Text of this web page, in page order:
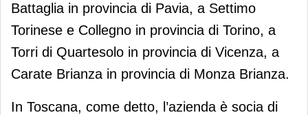
Battaglia in provincia di Pavia, a Settimo
Torinese e Collegno in provincia di Torino, a
Torri di Quartesolo in provincia di Vicenza, a
Carate Brianza in provincia di Monza Brianza.
In Toscana, come detto, l’azienda è socia di